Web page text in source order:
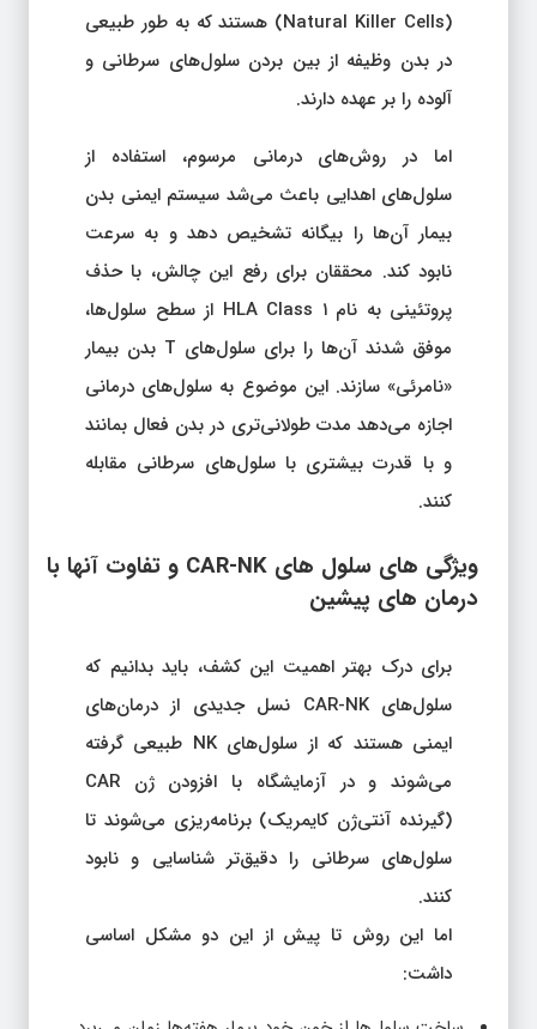
(Natural Killer Cells) هستند که به طور طبیعی
در بدن وظیفه از بین بردن سلول‌های سرطانی و
آلوده را بر عهده دارند.
اما در روش‌های درمانی مرسوم، استفاده از
سلول‌های اهدایی باعث می‌شد سیستم ایمنی بدن
بیمار آن‌ها را بیگانه تشخیص دهد و به سرعت
نابود کند. محققان برای رفع این چالش، با حذف
پروتئینی به نام HLA Class ۱ از سطح سلول‌ها،
موفق شدند آن‌ها را برای سلول‌های T بدن بیمار
«نامرئی» سازند. این موضوع به سلول‌های درمانی
اجازه می‌دهد مدت طولانی‌تری در بدن فعال بمانند
و با قدرت بیشتری با سلول‌های سرطانی مقابله
کنند.
ویژگی‌ های سلول‌ های CAR-NK و تفاوت آنها با
درمان‌ های پیشین
برای درک بهتر اهمیت این کشف، باید بدانیم که
سلول‌های CAR-NK نسل جدیدی از درمان‌های
ایمنی هستند که از سلول‌های NK طبیعی گرفته
می‌شوند و در آزمایشگاه با افزودن ژن CAR
(گیرنده آنتی‌ژن کایمریک) برنامه‌ریزی می‌شوند تا
سلول‌های سرطانی را دقیق‌تر شناسایی و نابود
کنند.
اما این روش تا پیش از این دو مشکل اساسی
داشت: